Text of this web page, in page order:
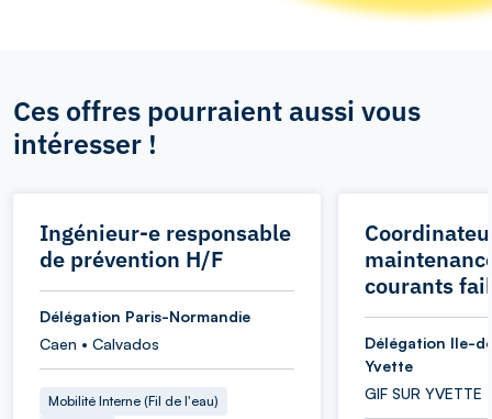
Ces offres pourraient aussi vous
intéresser !
Ingénieur-e responsable
de prévention H/F
Délégation Paris-Normandie
Caen • Calvados
Mobilité Interne (Fil de l'eau)
courants
Délégation Ile-
Yvette
GIF SUR YVETTE